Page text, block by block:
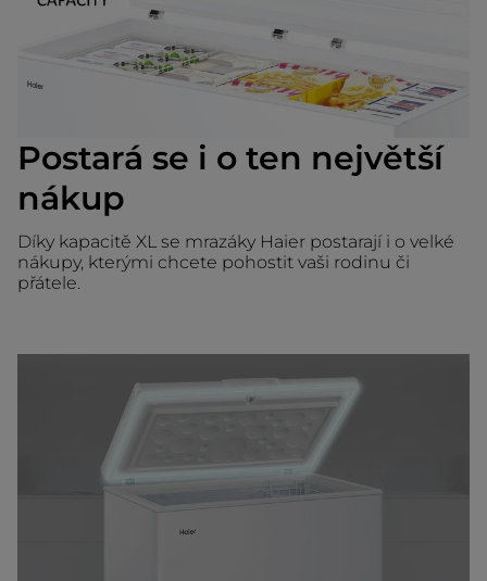
Postará se i o ten největší
nákup
Díky kapacitě XL se mrazáky Haier postarají i o velké
nákupy, kterými chcete pohostit vaši rodinu či
přátele.